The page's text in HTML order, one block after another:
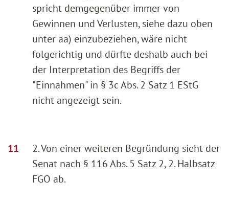
spricht demgegenüber immer von
Gewinnen und Verlusten, siehe dazu oben
unter aa) einzubeziehen, wäre nicht
folgerichtig und dürfte deshalb auch bei
der Interpretation des Begriffs der
"Einnahmen" in § 3c Abs. 2 Satz 1 EStG
nicht angezeigt sein.
2. Von einer weiteren Begründung sieht der
Senat nach § 116 Abs. 5 Satz 2, 2. Halbsatz
FGO ab.